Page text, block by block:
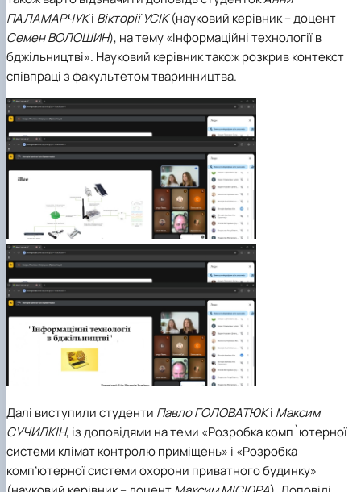
ПАЛАМАРЧУКі Вікторії УСІК(науковий керівник – доцент
Семен ВОЛОШИН), на тему «Інформаційні технології в
бджільництві». Науковий керівник також розкрив контекст
співпраці з факультетом тваринництва.
Далі виступили студенти Павло ГОЛОВАТЮКі Максим
СУЧИЛКІН, із доповідями на теми «Розробка комп`ютерної
системи клімат контролю приміщень» і «Розробка
комп’ютерної системи охорони приватного будинку»